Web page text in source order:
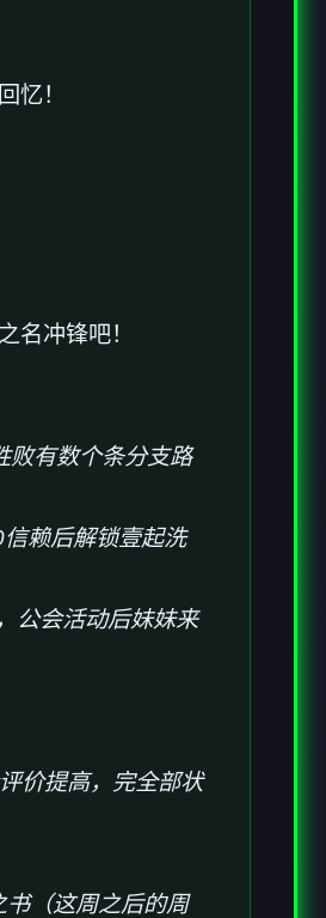
忆！
名冲锋吧！
败有数个条分支路
赖后解锁壹起洗
公会活动后妹妹来
价提高，完全部状
（这周之后的周